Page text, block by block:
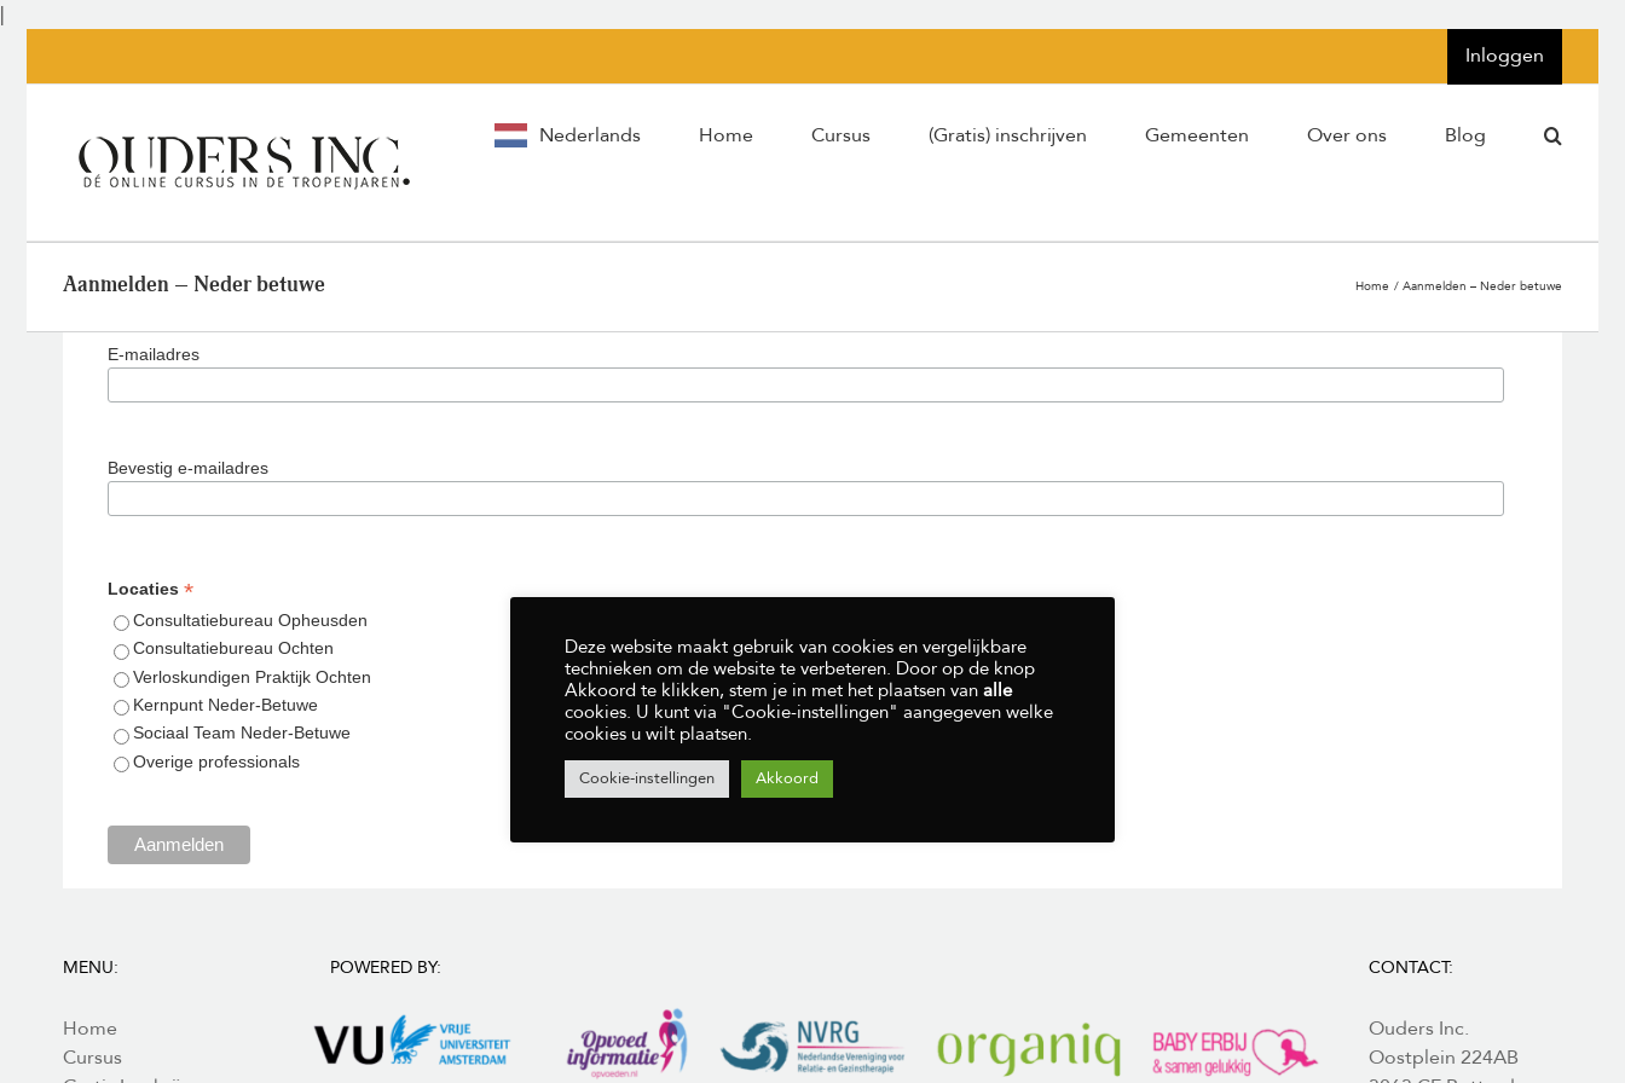
|
Inloggen
Nederlands Home Cursus (Gratis) inschrijven Gemeenten Over ons Blog
Aanmelden – Neder betuwe Home Aanmelden – Neder betuwe
E-mailadres
Bevestig e-mailadres
Locaties*
Consultatiebureau Opheusden
Consultatiebureau Ochten
Verloskundigen Praktijk Ochten
Kernpunt Neder-Betuwe
Sociaal Team Neder-Betuwe
Overige professionals
Aanmelden
MENU:
Home
Cursus
POWERED BY: CONTACT:
Ouders Inc.
Oostplein 224AB
Deze website maakt gebruik van cookies en vergelijkbare
technieken om de website te verbeteren. Door op de knop
Akkoord te klikken, stem je in met het plaatsen van alle
cookies. U kunt via "Cookie-instellingen" aangegeven welke
cookies u wilt plaatsen.
Cookie-instellingen Akkoord